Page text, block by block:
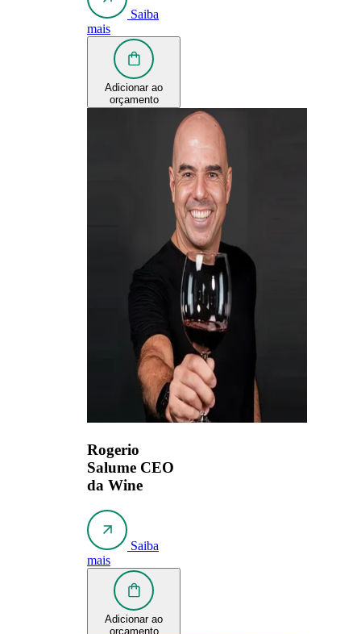
Saiba
mais
Adicionar ao
orçamento
Rogerio
Salume CEO
da Wine
Saiba
mais
Adicionar ao
orçamento